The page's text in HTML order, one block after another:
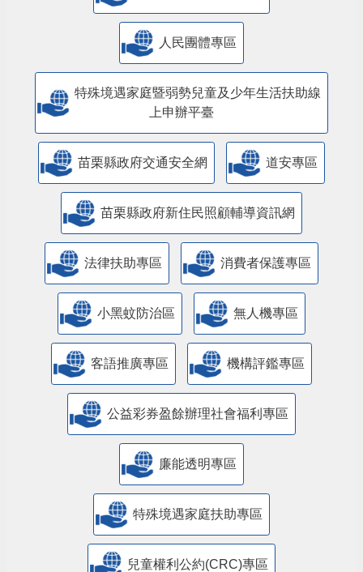
人民團體專區
特殊境遇家庭暨弱勢兒童及少年生活扶助線
上申辦平臺
苗栗縣政府交通安全網 道安專區
苗栗縣政府新住民照顧輔導資訊網
法律扶助專區 消費者保護專區
小黑蚊防治區 無人機專區
客語推廣專區 機構評鑑專區
公益彩券盈餘辦理社會福利專區
廉能透明專區
特殊境遇家庭扶助專區
兒童權利公約(CRC)專區